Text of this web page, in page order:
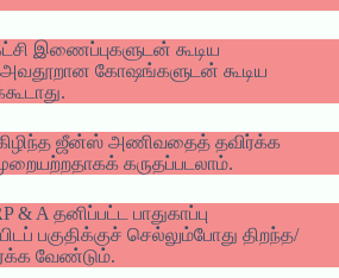
இணைப்புகளுடன் கூடிய
கோஷங்களுடன் கூடிய
/கிழிந்த ஜீன்ஸ் அணிவதைத் தவிர்க்க
கருதப்படலாம்.
தனிப்பட்ட பாதுகாப்பு
பகுதிக்குச் செல்லும்போது திறந்த/
வேண்டும்.